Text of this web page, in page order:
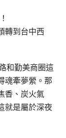
！
轉到台中西
和勤美商圈這
魂牽夢縈。那
香、炭火氣
就是屬於深夜